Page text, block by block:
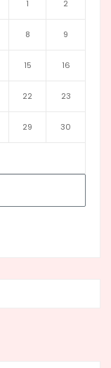
1 2
8 9
15 16
22 23
29 30